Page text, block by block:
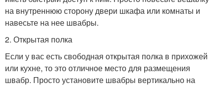
на внутреннюю сторону двери шкафа или комнаты и
навесьте на нее швабры.
2. Открытая полка
Если у вас есть свободная открытая полка в прихожей
или кухне, то это отличное место для размещения
швабр. Просто установите швабры вертикально на